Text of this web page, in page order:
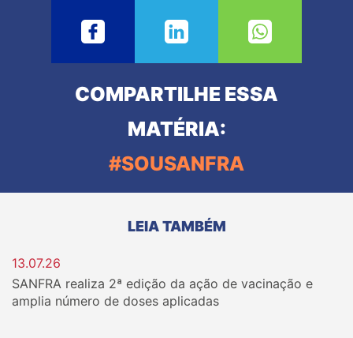
COMPARTILHE ESSA
MATÉRIA:
#SOUSANFRA
LEIA TAMBÉM
13.07.26
SANFRA realiza 2ª edição da ação de vacinação e
amplia número de doses aplicadas